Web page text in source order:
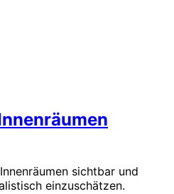
sichtbar und
einzuschätzen.